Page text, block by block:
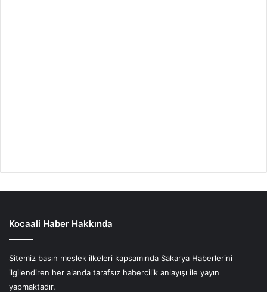
Kocaali Haber Hakkında
Sitemiz basın meslek ilkeleri kapsamında Sakarya Haberlerini
ilgilendiren her alanda tarafsız habercilik anlayışı ile yayın
yapmaktadır.